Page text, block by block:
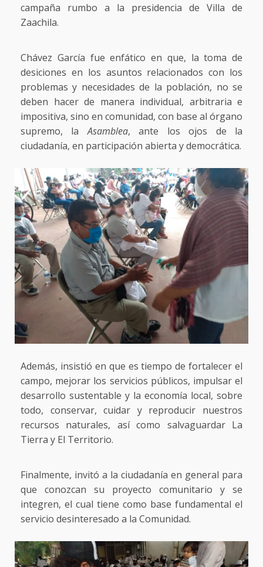
campaña rumbo a la presidencia de Villa de
Zaachila.
Chávez García fue enfático en que, la toma de
desiciones en los asuntos relacionados con los
problemas y necesidades de la población, no se
deben hacer de manera individual, arbitraria e
impositiva, sino en comunidad, con base al órgano
supremo, laAsamblea, ante los ojos de la
ciudadanía, en participación abierta y democrática.
Además, insistió en que es tiempo de fortalecer el
campo, mejorar los servicios públicos, impulsar el
desarrollo sustentable y la economía local, sobre
todo, conservar, cuidar y reproducir nuestros
recursos naturales, así como salvaguardar La
Tierra y El Territorio.
Finalmente, invitó a la ciudadanía en general para
que conozcan su proyecto comunitario y se
integren, el cual tiene como base fundamental el
servicio desinteresado a la Comunidad.